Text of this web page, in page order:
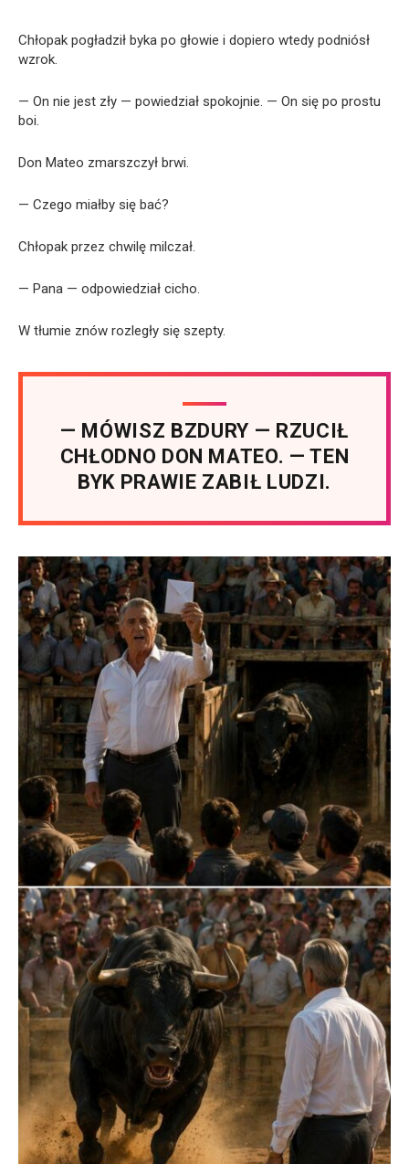
Chłopak pogładził byka po głowie i dopiero wtedy podniósł
wzrok.
— On nie jest zły — powiedział spokojnie. — On się po prostu
boi.
Don Mateo zmarszczył brwi.
— Czego miałby się bać?
Chłopak przez chwilę milczał.
— Pana — odpowiedział cicho.
W tłumie znów rozległy się szepty.
— MÓWISZ BZDURY — RZUCIŁ
CHŁODNO DON MATEO. — TEN
BYK PRAWIE ZABIŁ LUDZI.